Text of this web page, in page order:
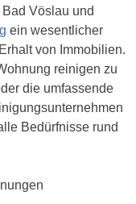
Vöslau und
ein wesentlicher
von Immobilien.
reinigen zu
die umfassende
Bedürfnisse rund